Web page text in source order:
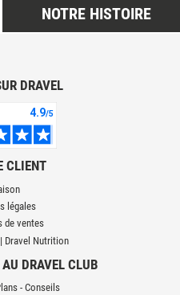
NOTRE HISTOIRE
DRAVEL
CLIENT
légales
de ventes
Dravel Nutrition
DRAVEL CLUB
- Conseils